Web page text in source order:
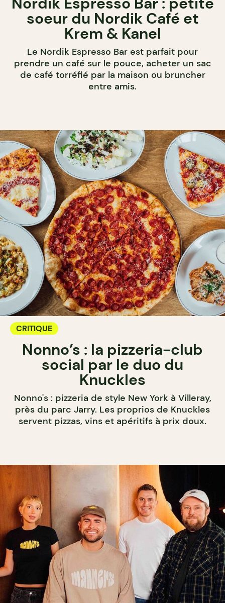
soeur du Nordik Café et
Krem & Kanel
Le Nordik Espresso Bar est parfait pour
prendre un café sur le pouce, acheter un sac
de café torréfié par la maison ou bruncher
entre amis.
CRITIQUE
Nonno’s : la pizzeria-club
social par le duo du
Knuckles
Nonno's : pizzeria de style New York à Villeray,
près du parc Jarry. Les proprios de Knuckles
servent pizzas, vins et apéritifs à prix doux.